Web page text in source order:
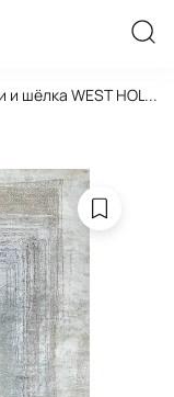
шёлка WEST
...